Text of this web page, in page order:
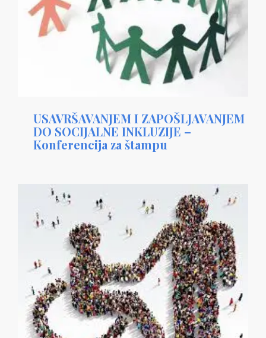
USAVRŠAVANJEM I ZAPOŠLJAVANJEM
DO SOCIJALNE INKLUZIJE –
Konferencija za štampu